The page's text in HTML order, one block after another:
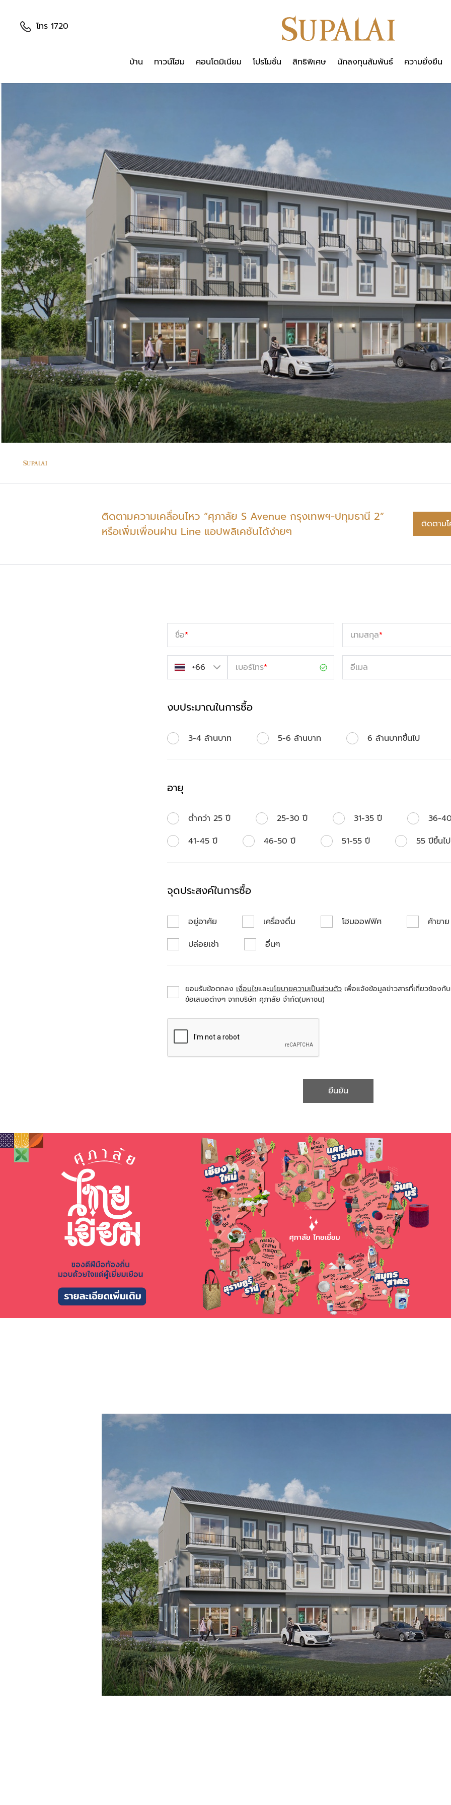
โทร 1720
บ้าน ทาวน์โฮม คอนโดมิเนียม โปรโมชั่น สิทธิพิเศษ นักลงทุนสัมพันธ์ ความยั่งยืน
ติดตามความเคลื่อนไหว “ศุภาลัย S Avenue กรุงเทพฯ-ปทุมธานี 2”
หรือเพิ่มเพื่อนผ่าน Line แอปพลิเคชันได้ง่ายๆ
ติดตาม
ชื่อ* นามสกุล*
เบอร์โทร* อีเมล
งบประมาณในการซื้อ
3-4 ล้านบาท 5-6 ล้านบาท 6 ล้านบาทขึ้นไป
อายุ
ต่ำกว่า 25 ปี 25-30 ปี 31-35 ปี
36-
41-45 ปี
46-50 ปี 51-55 ปี 55 ปีขึ้นไป
จุดประสงค์ในการซื้อ
อยู่อาศัย เครื่องดื่ม โฮมออฟฟิศ
ค้าขาย
ปล่อยเช่า
อื่นๆ
ยอมรับข้อตกลง เงื่อนไขและนโยบายความเป็นส่วนตัว เพื่อแจ้งข้อมูลข่าวสารที่เกี่ยวข้อง
ข้อเสนอต่างๆ จากบริษัท ศุภาลัย จำกัด(มหาชน)
ยืนยัน